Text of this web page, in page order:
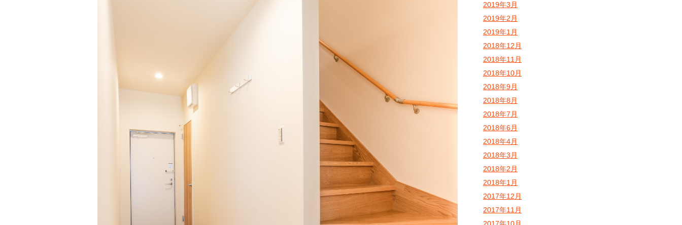
2019年3月
2019年2月
2019年1月
2018年12月
2018年11月
2018年10月
2018年9月
2018年8月
2018年7月
2018年6月
2018年4月
2018年3月
2018年2月
2018年1月
2017年12月
2017年11月